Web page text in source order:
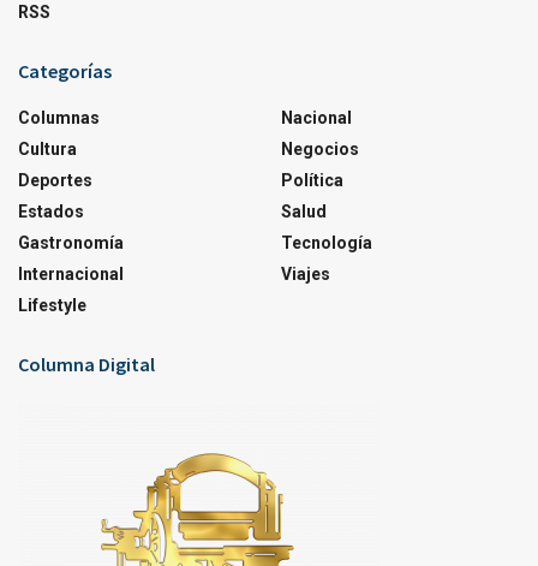
RSS
Categorías
Columnas
Cultura
Deportes
Estados
Gastronomía
Internacional
Lifestyle
Nacional
Negocios
Política
Salud
Tecnología
Viajes
Columna Digital